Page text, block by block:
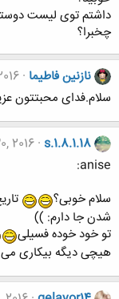
داشتم توی لیست
چخبرا؟
نازنین فاطیما
سلام.فدای محبتتون
s.1.8.1.18
2016
anise:
سلام خوبی؟
شدن جا دارم: ))
تو خود خوده فسیلی
هیچی دیگه بیکاری می